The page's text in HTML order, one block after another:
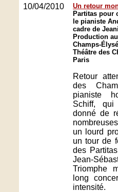
10/04/2010
Un retour
Partitas pour
le pianiste
cadre de
Production
Champs-
Théâtre des
Paris
Retour
des
pianiste
Schiff,
donné de
un lourd
un tour de
des
Jean-
Triomphe
long
intensité.